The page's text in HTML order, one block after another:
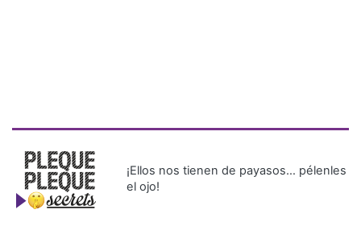
¡Ellos nos tienen de payasos… pélenles
el ojo!